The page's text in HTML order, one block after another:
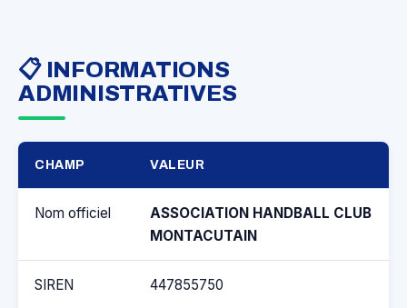
📋 INFORMATIONS
ADMINISTRATIVES
CHAMP VALEUR
Nom officiel
ASSOCIATION HANDBALL CLUB
MONTACUTAIN
SIREN 447855750